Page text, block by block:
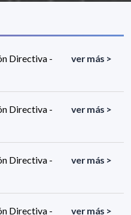
Directiva -
ver más >
Directiva -
ver más >
Directiva -
ver más >
Directiva - ver más >